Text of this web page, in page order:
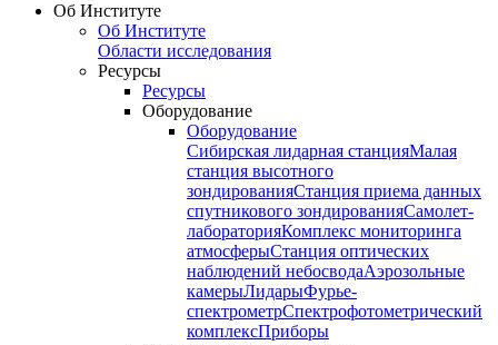
Об Институте
Об Институте
Области исследования
Ресурсы
Ресурсы
Оборудование
Оборудование
Сибирская лидарная станцияМалая
станция высотного
зондированияСтанция приема данных
спутникового зондированияСамолет-
лабораторияКомплекс мониторинга
атмосферыСтанция оптических
наблюдений небосводаАэрозольные
камерыЛидарыФурье-
спектрометрСпектрофотометрический
комплексПриборы